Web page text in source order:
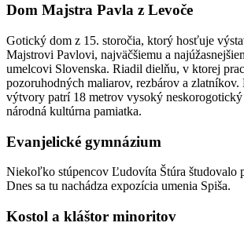
Dom Majstra Pavla z Levoče
Gotický dom z 15. storočia, ktorý hosťuje
Majstrovi Pavlovi, najväčšiemu a
umelcovi Slovenska. Riadil dielňu, v ktorej
pozoruhodných maliarov, rezbárov a zlatníkov.
výtvory patrí 18 metrov vysoký neskorogotický
národná kultúrna pamiatka.
Evanjelické gymnázium
Niekoľko stúpencov Ľudovíta Štúra študovalo
Dnes sa tu nachádza expozícia umenia Spiša.
Kostol a kláštor minoritov